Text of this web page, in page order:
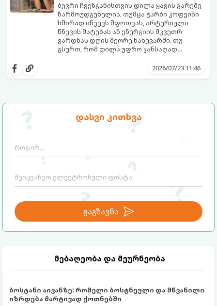
დასვი კითხვა
გაგზავნა
მებაღეობა და მეურნეობა
ბოსტანი აივანზე: რომელი ბოსტნეული და მწვანილი
იზრდება მარტივად ქოთნებში
ბევრი ჩვენგანისთვის დილა ყავის გარეშე
წარმოუდგენელია, თუმცა ჭარბი კოფეინი
ხშირად იწვევს შფოთვას, არტერიული
წნევის მატებას ან ენერგიის მკვეთრ
ვარდნას დღის მეორე ნახევარში. თუ
გსურთ, რომ დილა უფრო ჯანსაღად
შეინარჩუნოთ, ექსპერტები ყავის სამ
თქვენთვის სასურველი სასმელი:2026/07/23 11:46